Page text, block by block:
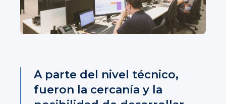
A parte del nivel técnico,
fueron la cercanía y la